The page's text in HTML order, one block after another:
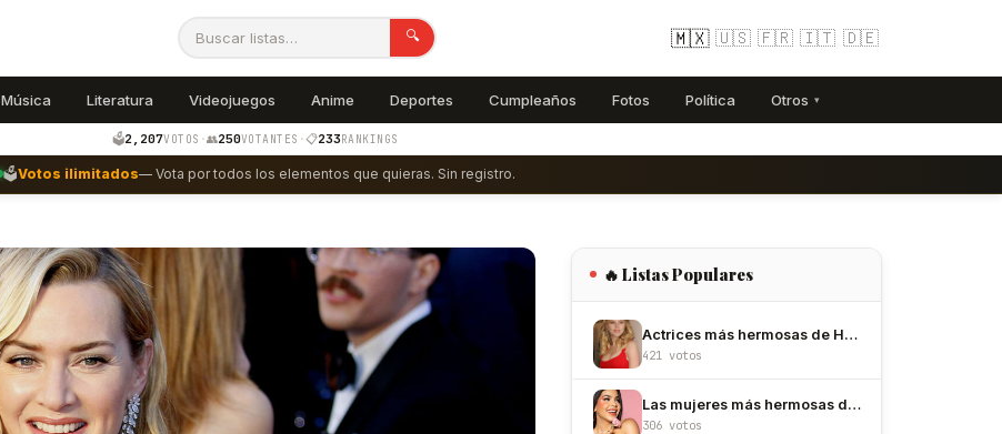
🔍 🇲🇽 🇺🇸 🇫🇷 🇮🇹 🇩🇪
Música Literatura Videojuegos Anime Deportes Cumpleaños Fotos Política Otros ▾
🗳️2,207VOTOS ·👥250VOTANTES ·📋233RANKINGS
🗳️Votos ilimitados— Vota por todos los elementos que quieras. Sin registro.
🔥 Listas Populares
Actrices más hermosas de Hollywood
421 votos
Las mujeres más hermosas de México
306 votos